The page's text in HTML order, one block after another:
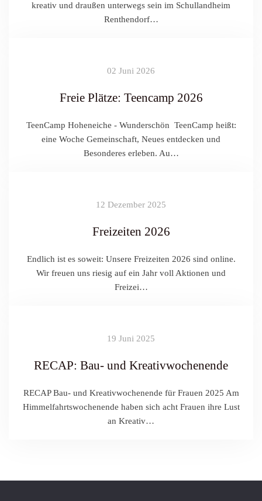
kreativ und draußen unterwegs sein im Schullandheim
Renthendorf…
02 Juni 2026
Freie Plätze: Teencamp 2026
TeenCamp Hoheneiche - Wunderschön TeenCamp heißt:
eine Woche Gemeinschaft, Neues entdecken und
Besonderes erleben. Au…
12 Dezember 2025
Freizeiten 2026
Endlich ist es soweit: Unsere Freizeiten 2026 sind online.
Wir freuen uns riesig auf ein Jahr voll Aktionen und
Freizei…
19 Juni 2025
RECAP: Bau- und Kreativwochenende
RECAP Bau- und Kreativwochenende für Frauen 2025 Am
Himmelfahrtswochenende haben sich acht Frauen ihre Lust
an Kreativ…